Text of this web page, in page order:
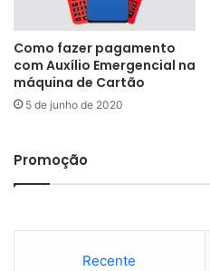
Como fazer pagamento
com Auxílio Emergencial na
máquina de Cartão
5 de junho de 2020
Promoção
Recente